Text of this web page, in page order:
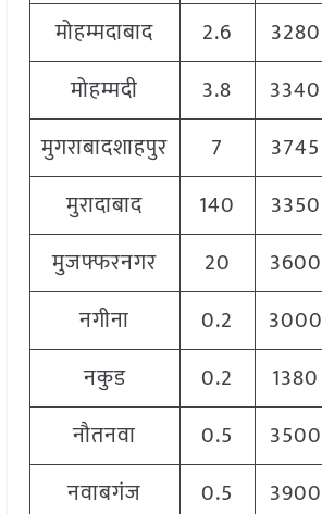
मोहम्मदाबाद
2.6 3280
मोहम्मदी
3.8 3340
मुगराबादशाहपुर
7 3745
मुरादाबाद
140 3350
मुजफ्फरनगर
20 3600
नगीना
0.2 3000
नकुड
0.2 1380
नौतनवा
0.5 3500
नवाबगंज
0.5 3900